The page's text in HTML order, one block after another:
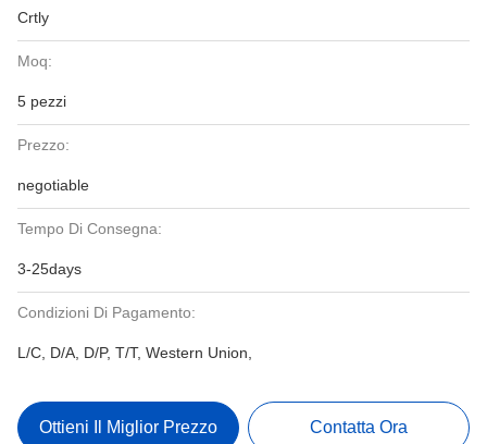
Crtly
Moq:
5 pezzi
Prezzo:
negotiable
Tempo Di Consegna:
3-25days
Condizioni Di Pagamento:
L/C, D/A, D/P, T/T, Western Union,
Ottieni Il Miglior Prezzo Contatta Ora